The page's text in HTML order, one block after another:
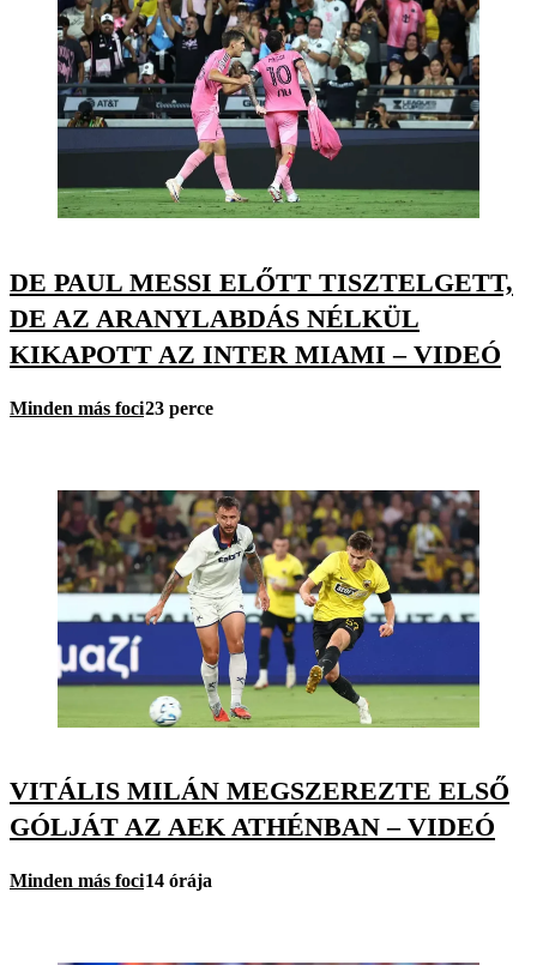
DE PAUL MESSI ELŐTT TISZTELGETT,
DE AZ ARANYLABDÁS NÉLKÜL
KIKAPOTT AZ INTER MIAMI – VIDEÓ
Minden más foci23 perce
VITÁLIS MILÁN MEGSZEREZTE ELSŐ
GÓLJÁT AZ AEK ATHÉNBAN – VIDEÓ
Minden más foci14 órája